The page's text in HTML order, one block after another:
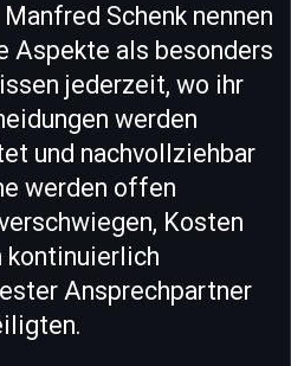
Schenk nennen
Aspekte als besonders
jederzeit, wo ihr
werden
und nachvollziehbar
werden offen
Kosten
kontinuierlich
Ansprechpartner